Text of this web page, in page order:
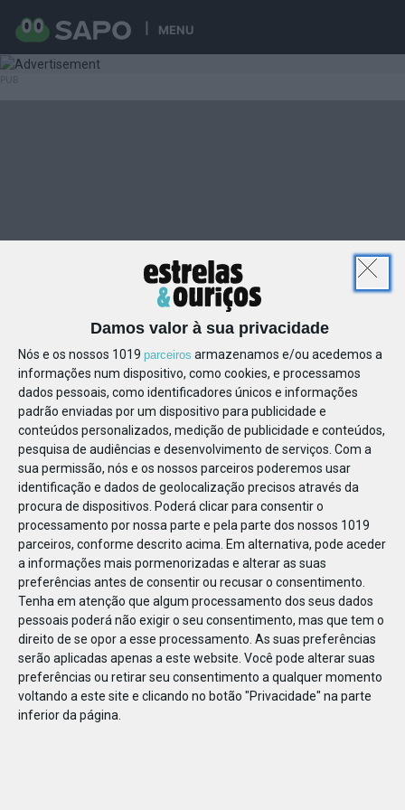
MENU
Damos valor à sua privacidade
Nós e os nossos 1019 parceiros armazenamos e/ou acedemos a
informações num dispositivo, como cookies, e processamos
dados pessoais, como identificadores únicos e informações
padrão enviadas por um dispositivo para publicidade e
conteúdos personalizados, medição de publicidade e conteúdos,
pesquisa de audiências e desenvolvimento de serviços. Com a
sua permissão, nós e os nossos parceiros poderemos usar
identificação e dados de geolocalização precisos através da
procura de dispositivos. Poderá clicar para consentir o
processamento por nossa parte e pela parte dos nossos 1019
parceiros, conforme descrito acima. Em alternativa, pode aceder
a informações mais pormenorizadas e alterar as suas
preferências antes de consentir ou recusar o consentimento.
Tenha em atenção que algum processamento dos seus dados
pessoais poderá não exigir o seu consentimento, mas que tem o
direito de se opor a esse processamento. As suas preferências
serão aplicadas apenas a este website. Você pode alterar suas
preferências ou retirar seu consentimento a qualquer momento
voltando a este site e clicando no botão "Privacidade" na parte
inferior da página.
110462549602652